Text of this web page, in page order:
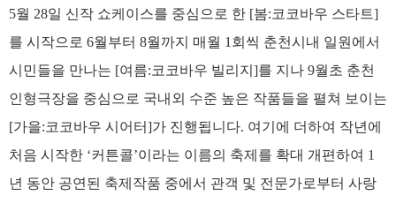
5월 28일 신작 쇼케이스를 중심으로 한 [봄:코코바우 스타트]
를 시작으로 6월부터 8월까지 매월 1회씩 춘천시내 일원에서
시민들을 만나는 [여름:코코바우 빌리지]를 지나 9월초 춘천
인형극장을 중심으로 국내외 수준 높은 작품들을 펼쳐 보이는
[가을:코코바우 시어터]가 진행됩니다. 여기에 더하여 작년에
처음 시작한 ‘커튼콜’이라는 이름의 축제를 확대 개편하여 1
년 동안 공연된 축제작품 중에서 관객 및 전문가로부터 사랑